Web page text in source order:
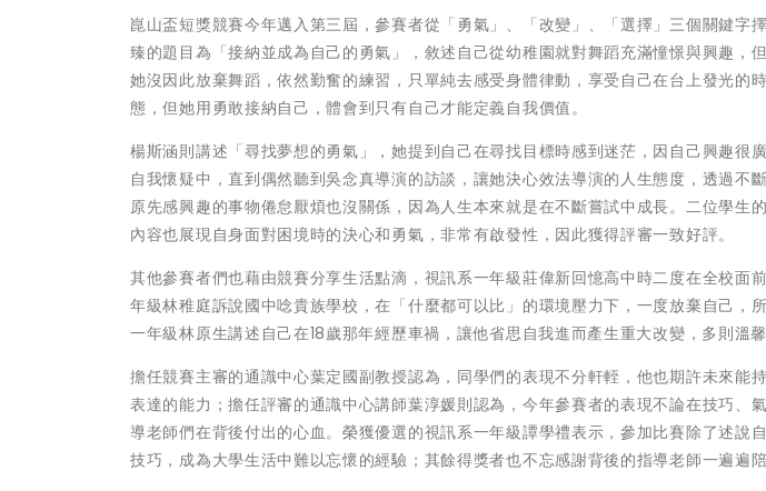
崑山盃短獎競賽今年邁入第三屆，參賽者從「勇氣」、「改變」、「選擇」三個關鍵字
臻的題目為「接納並成為自己的勇氣」，敘述自己從幼稚園就對舞蹈充滿憧憬與興趣，
她沒因此放棄舞蹈，依然勤奮的練習，只單純去感受身體律動，享受自己在台上發光的
態，但她用勇敢接納自己，體會到只有自己才能定義自我價值。
楊斯涵則講述「尋找夢想的勇氣」，她提到自己在尋找目標時感到迷茫，因自己興趣很
自我懷疑中，直到偶然聽到吳念真導演的訪談，讓她決心效法導演的人生態度，透過不
原先感興趣的事物倦怠厭煩也沒關係，因為人生本來就是在不斷嘗試中成長。二位學生
內容也展現自身面對困境時的決心和勇氣，非常有啟發性，因此獲得評審一致好評。
其他參賽者們也藉由競賽分享生活點滴，視訊系一年級莊偉新回憶高中時二度在全校面
年級林稚庭訴說國中唸貴族學校，在「什麼都可以比」的環境壓力下，一度放棄自己，
一年級林原生講述自己在18歲那年經歷車禍，讓他省思自我進而產生重大改變，多則溫
擔任競賽主審的通識中心葉定國副教授認為，同學們的表現不分軒輊，他也期許未來能
表達的能力；擔任評審的通識中心講師葉淳媛則認為，今年參賽者的表現不論在技巧、
導老師們在背後付出的心血。榮獲優選的視訊系一年級譚學禮表示，參加比賽除了述說
技巧，成為大學生活中難以忘懷的經驗；其餘得獎者也不忘感謝背後的指導老師一遍遍